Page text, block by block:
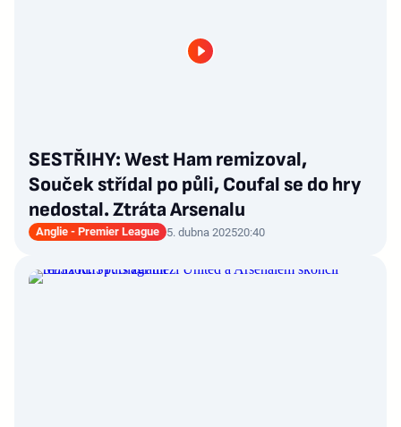
SESTŘIHY: West Ham remizoval,
Souček střídal po půli, Coufal se do hry
nedostal. Ztráta Arsenalu
Anglie - Premier League 5. dubna 202520:40